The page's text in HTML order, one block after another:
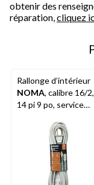
obtenir des
réparation,cliquez
Rallonge d’intérieur
NOMA, calibre 16/2,
14 pi 9 po, service